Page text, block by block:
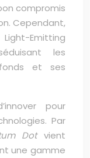
compromis
Cependant,
Emitting
les
et ses
pour
Par
Dotvient
une gamme